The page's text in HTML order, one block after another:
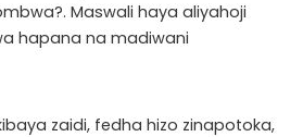
Maswali haya aliyahoji
hapana na madiwani
zaidi, fedha hizo zinapotoka,